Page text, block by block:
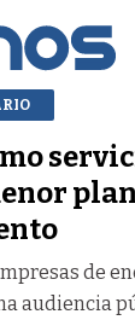
de
audiencia